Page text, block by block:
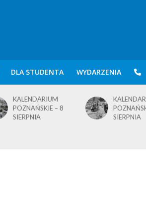
DLA STUDENTA WYDARZENIA
KALENDARIUM
POZNAŃSKIE – 7
SIERPNIA
SIERPNIA